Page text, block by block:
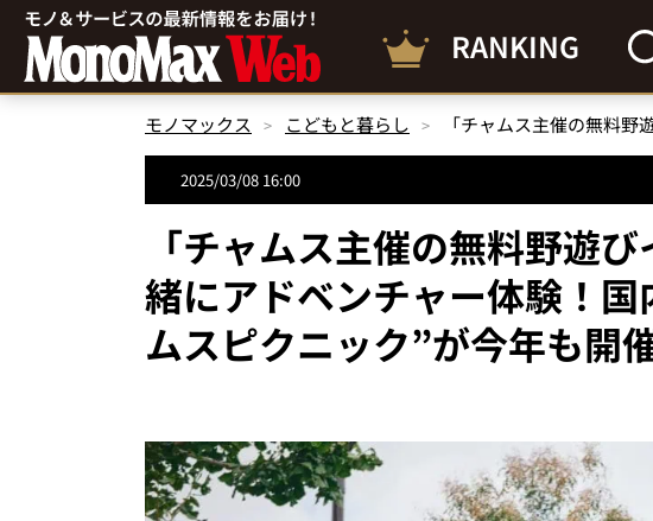
RANKING
モノマックス こどもと暮らし
2025/03/08 16:00
「チャムス主催の無料野遊
緒にアドベンチャー体験！
ムスピクニック”が今年も開